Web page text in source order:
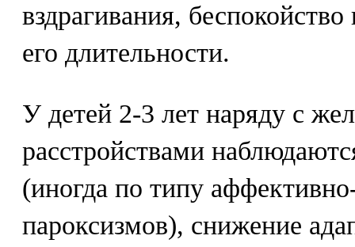
вздрагивания,
его длительности.
У детей 2-3 лет наряду с
расстройствами
(иногда по типу
пароксизмов), снижение